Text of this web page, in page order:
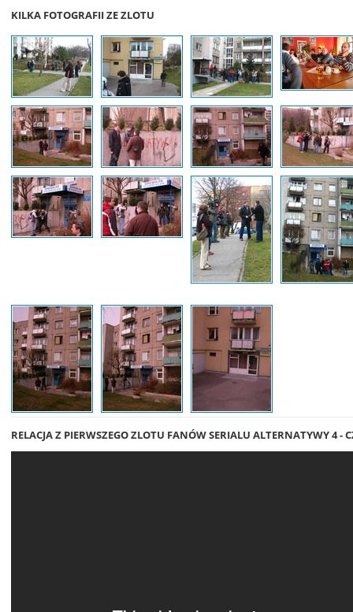
KILKA FOTOGRAFII ZE ZLOTU
RELACJA Z PIERWSZEGO ZLOTU FANÓW SERIALU ALTERNATYWY 4 -